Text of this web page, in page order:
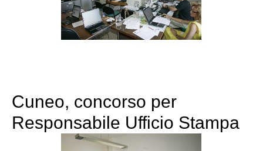
Cuneo, concorso per
Responsabile Ufficio Stampa